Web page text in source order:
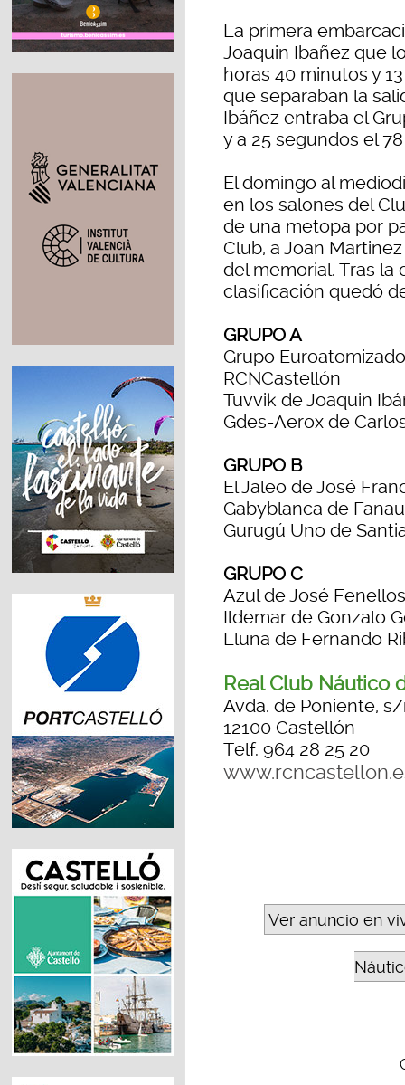
La primera
Joaquin Ibañez que
horas 40 minutos y
que separaban la
Ibáñez entraba el
y a 25 segundos el
El domingo al
en los salones del
de una metopa por
Club, a Joan
del memorial. Tras
clasificación quedó
GRUPO A
Grupo
RCNCastellón
Tuvvik de Joaquin
Gdes-Aerox de
GRUPO B
El Jaleo de José
Gabyblanca de
Gurugú Uno de
GRUPO C
Azul de José
Ildemar de Gonzalo
Lluna de Fernando
Real Club Náutico
Avda. de Poniente,
12100 Castellón
Telf. 964 28 25 20
Ver anuncio en